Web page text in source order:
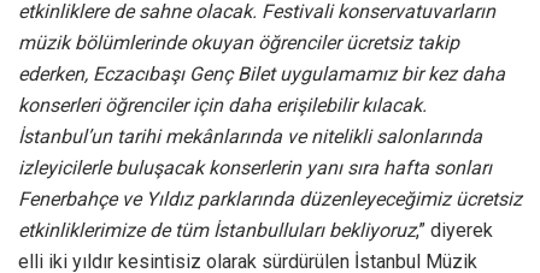
etkinliklere de sahne olacak. Festivali konservatuvarların
müzik bölümlerinde okuyan öğrenciler ücretsiz takip
ederken, Eczacıbaşı Genç Bilet uygulamamız bir kez daha
konserleri öğrenciler için daha erişilebilir kılacak.
İstanbul’un tarihi mekânlarında ve nitelikli salonlarında
izleyicilerle buluşacak konserlerin yanı sıra hafta sonları
Fenerbahçe ve Yıldız parklarında düzenleyeceğimiz ücretsiz
etkinliklerimize de tüm İstanbulluları bekliyoruz,” diyerek
elli iki yıldır kesintisiz olarak sürdürülen İstanbul Müzik